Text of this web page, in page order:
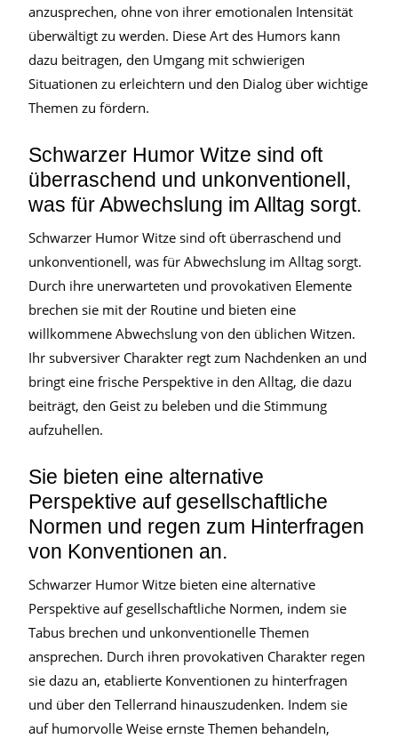
anzusprechen, ohne von ihrer emotionalen Intensität
überwältigt zu werden. Diese Art des Humors kann
dazu beitragen, den Umgang mit schwierigen
Situationen zu erleichtern und den Dialog über wichtige
Themen zu fördern.
Schwarzer Humor Witze sind oft
überraschend und unkonventionell,
was für Abwechslung im Alltag sorgt.
Schwarzer Humor Witze sind oft überraschend und
unkonventionell, was für Abwechslung im Alltag sorgt.
Durch ihre unerwarteten und provokativen Elemente
brechen sie mit der Routine und bieten eine
willkommene Abwechslung von den üblichen Witzen.
Ihr subversiver Charakter regt zum Nachdenken an und
bringt eine frische Perspektive in den Alltag, die dazu
beiträgt, den Geist zu beleben und die Stimmung
aufzuhellen.
Sie bieten eine alternative
Perspektive auf gesellschaftliche
Normen und regen zum Hinterfragen
von Konventionen an.
Schwarzer Humor Witze bieten eine alternative
Perspektive auf gesellschaftliche Normen, indem sie
Tabus brechen und unkonventionelle Themen
ansprechen. Durch ihren provokativen Charakter regen
sie dazu an, etablierte Konventionen zu hinterfragen
und über den Tellerrand hinauszudenken. Indem sie
auf humorvolle Weise ernste Themen behandeln,